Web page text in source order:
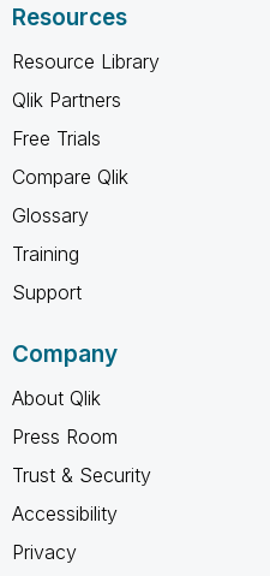
Resources
Resource Library
Qlik Partners
Free Trials
Compare Qlik
Glossary
Training
Support
Company
About Qlik
Press Room
Trust & Security
Accessibility
Privacy